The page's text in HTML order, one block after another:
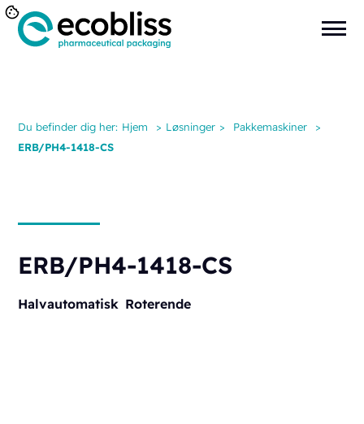
Du befinder dig her: Hjem > Løsninger > Pakkemaskiner
>
ERB/PH4-1418-CS
ERB/PH4-1418-CS
Halvautomatisk Roterende